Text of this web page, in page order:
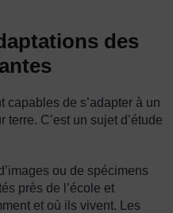
des
capables de s’adapter à un
C’est un sujet d’étude
ou de spécimens
près de l’école et
et où ils vivent. Les